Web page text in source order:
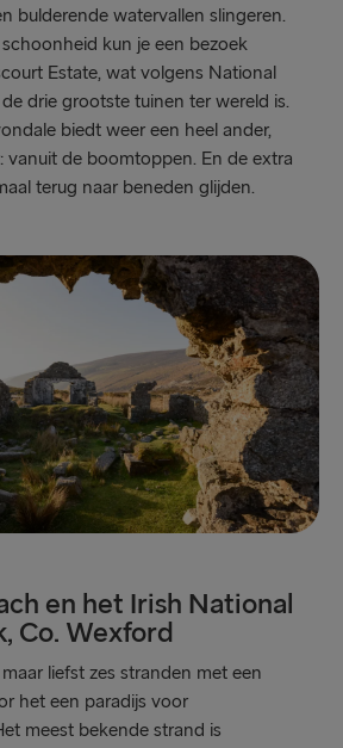
bulderende watervallen slingeren.
kun je een bezoek
Estate, wat volgens National
drie grootste tuinen ter wereld is.
biedt weer een heel ander,
vanuit de boomtoppen. En de extra
terug naar beneden glijden.
en het Irish National
Co. Wexford
liefst zes stranden met een
het een paradijs voor
meest bekende strand is